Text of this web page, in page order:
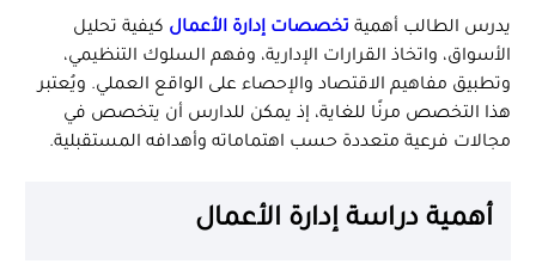
يدرس الطالب أهمية تخصصات إدارة الأعمال كيفية تحليل
الأسواق، واتخاذ القرارات الإدارية، وفهم السلوك التنظيمي،
وتطبيق مفاهيم الاقتصاد والإحصاء على الواقع العملي. ويُعتبر
هذا التخصص مرنًا للغاية، إذ يمكن للدارس أن يتخصص في
مجالات فرعية متعددة حسب اهتماماته وأهدافه المستقبلية.
أهمية دراسة إدارة الأعمال